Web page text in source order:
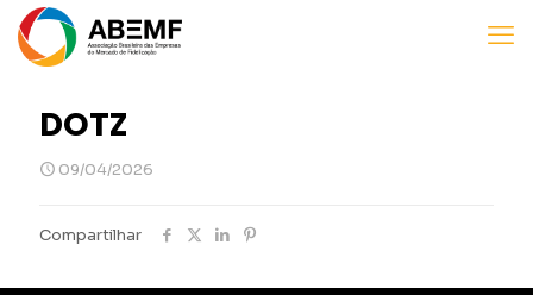
DOTZ
09/04/2026
Compartilhar